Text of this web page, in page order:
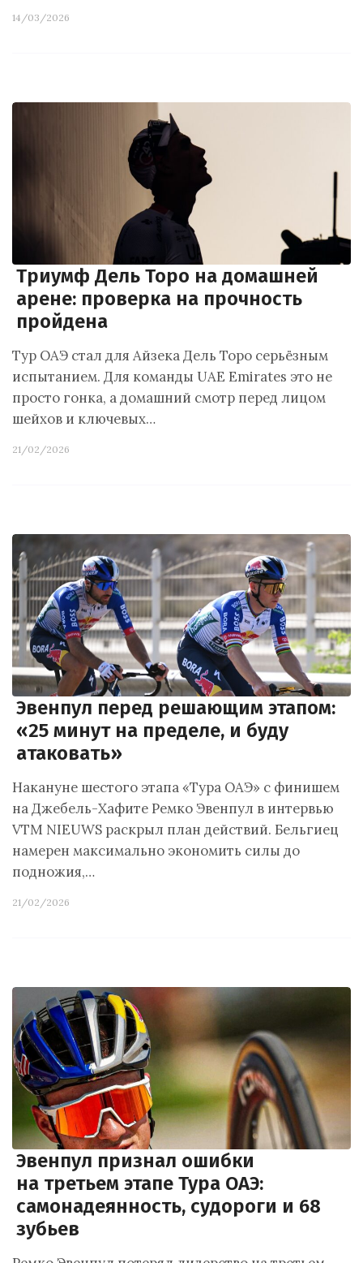
14/03/2026
Триумф Дель Торо на домашней
арене: проверка на прочность
пройдена
Тур ОАЭ стал для Айзека Дель Торо серьёзным
испытанием. Для команды UAE Emirates это не
просто гонка, а домашний смотр перед лицом
шейхов и ключевых…
21/02/2026
Эвенпул перед решающим этапом:
«25 минут на пределе, и буду
атаковать»
Накануне шестого этапа «Тура ОАЭ» с финишем
на Джебель-Хафите Ремко Эвенпул в интервью
VTM NIEUWS раскрыл план действий. Бельгиец
намерен максимально экономить силы до
подножия,…
21/02/2026
Эвенпул признал ошибки
на третьем этапе Тура ОАЭ:
самонадеянность, судороги и 68
зубьев